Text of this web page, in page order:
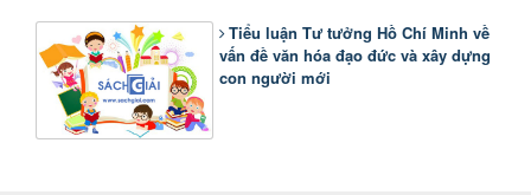
Tiểu luận Tư tưởng Hồ Chí Minh về
vấn đề văn hóa đạo đức và xây dựng
con người mới